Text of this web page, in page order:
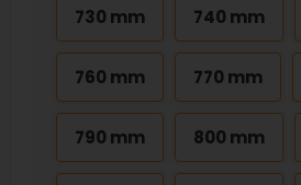
730 mm 740 mm
760 mm 770 mm
790 mm 800 mm